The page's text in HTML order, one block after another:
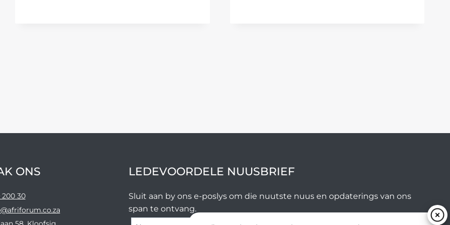
ONS
200 30
LEDEVOORDELE NUUSBRIEF
Sluit aan by ons e-poslys om die nuutste nuus en opdaterings van ons
span te ontvang.